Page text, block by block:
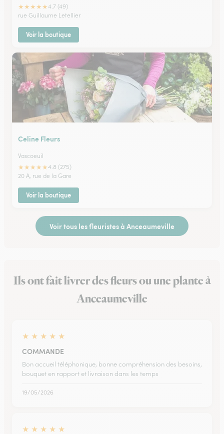
★★★★★4.7 (49)
rue Guillaume Letellier
Voir la boutique
Celine Fleurs
Vascoeuil
★★★★★4.8 (275)
20 A, rue de la Gare
Voir la boutique
Voir tous les fleuristes à Anceaumeville
Ils ont fait livrer des fleurs ou une plante à
Anceaumeville
★ ★ ★ ★ ★
COMMANDE
Bon accueil téléphonique, bonne compréhension des besoins,
bouquet en rapport et livraison dans les temps
19/05/2026
★ ★ ★ ★ ★